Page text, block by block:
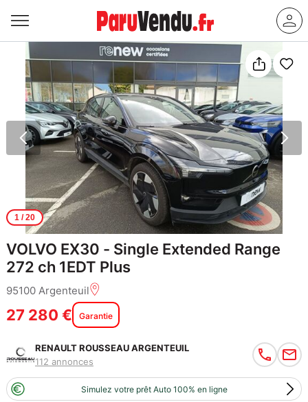
1/ 20
VOLVO EX30 - Single Extended Range
272 ch 1EDT Plus
95100 Argenteuil
27 280 € Garantie
RENAULT ROUSSEAU ARGENTEUIL
112 annonces
Simulez votre prêt Auto 100% en ligne